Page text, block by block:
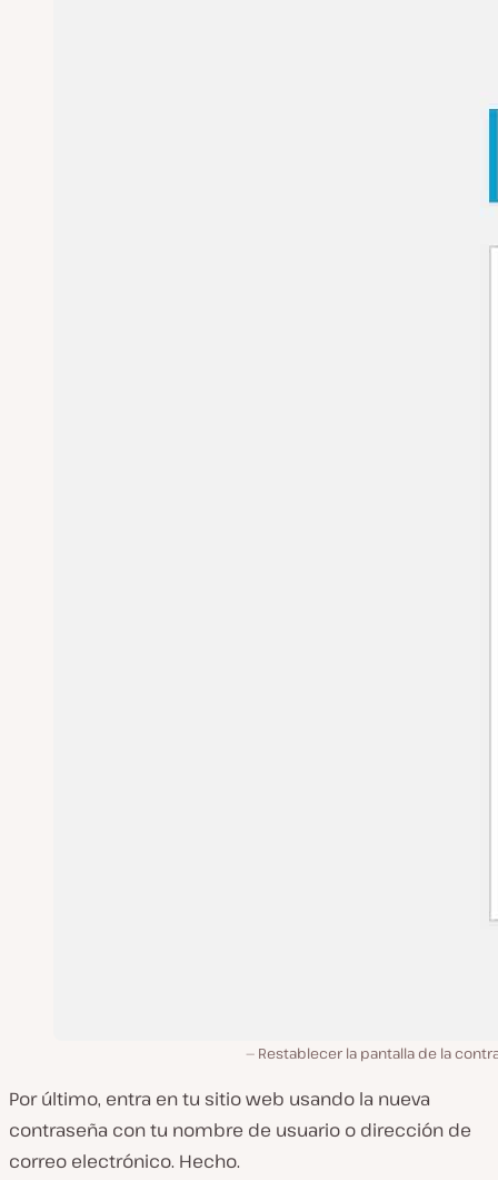
Restablecer la pantalla de la
Por último, entra en tu sitio web usando la nueva
contraseña con tu nombre de usuario o dirección de
correo electrónico. Hecho.